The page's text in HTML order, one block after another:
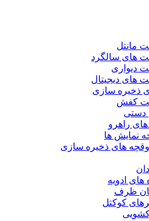
مانتل
های سالگرد
دیواری
های دیجیتال
ذخیره سازی
کفش
دستی
راهرو
نمایش ها
های ذخیره سازی
های ادویه
ظرف
کوکتل